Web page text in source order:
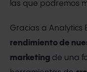
las que podremos
Gracias a Analytics
rendimiento de
marketing de una